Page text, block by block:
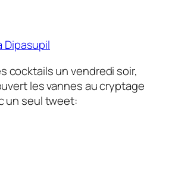
Dipasupil
cocktails un vendredi soir,
les vannes au cryptage
un seul tweet: